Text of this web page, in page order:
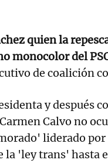
quien la
monocolor del
de coalición
y después
Calvo no
liderado
la 'ley trans' hasta